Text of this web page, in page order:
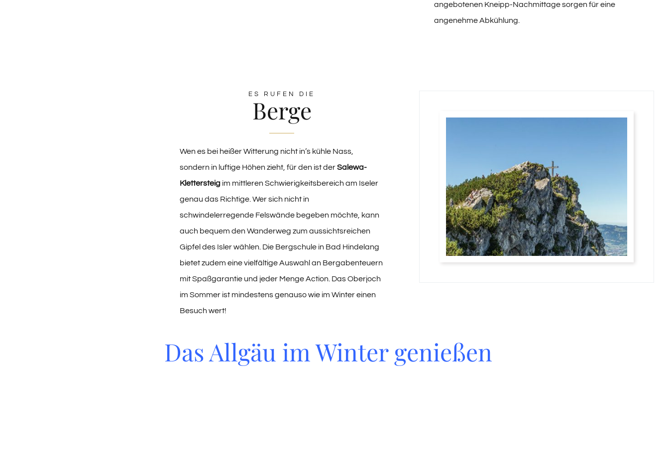
angebotenen Kneipp-Nachmittage sorgen für eine
angenehme Abkühlung.
ES RUFEN DIE
Berge
Wen es bei heißer Witterung nicht in’s kühle Nass,
sondern in luftige Höhen zieht, für den ist derSalewa-
Klettersteigim mittleren Schwierigkeitsbereich am Iseler
genau das Richtige. Wer sich nicht in
schwindelerregende Felswände begeben möchte, kann
auch bequem den Wanderweg zum aussichtsreichen
Gipfel des Isler wählen. Die Bergschule in Bad Hindelang
bietet zudem eine vielfältige Auswahl an Bergabenteuern
mit Spaßgarantie und jeder Menge Action. Das Oberjoch
im Sommer ist mindestens genauso wie im Winter einen
Besuch wert!
Das Allgäu im Winter genießen